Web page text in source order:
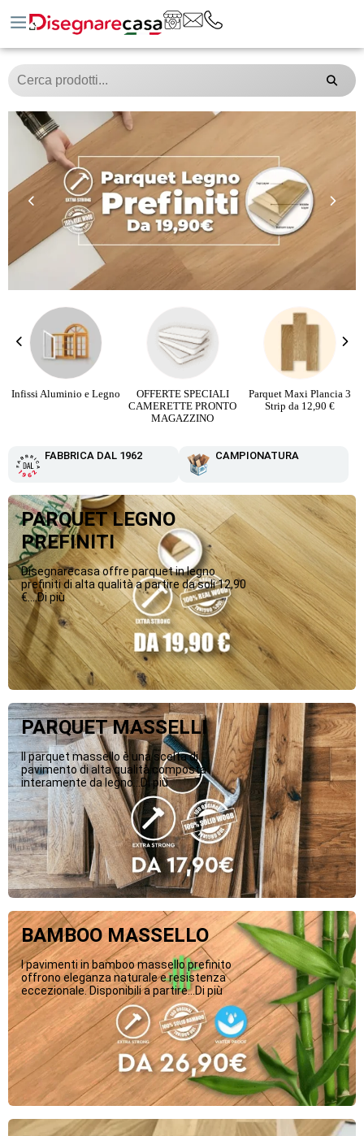
Infissi Aluminio e Legno
OFFERTE SPECIALI
CAMERETTE PRONTO
MAGAZZINO
Parquet Maxi Plancia 3
Strip da 12,90 €
FABBRICA DAL 1962 CAMPIONATURA
PARQUET LEGNO
PREFINITI
Disegnarecasa offre parquet in legno
prefiniti di alta qualità a partire da soli 12,90
€....Di più
PARQUET MASSELLI
Il parquet massello è una scelta di
pavimento di alta qualità composta
interamente da legno...Di più
BAMBOO MASSELLO
I pavimenti in bamboo massello prefinito
offrono eleganza naturale e resistenza
eccezionale. Disponibili a partire...Di più